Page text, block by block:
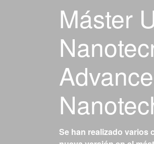
Máster
Se han realizado varios